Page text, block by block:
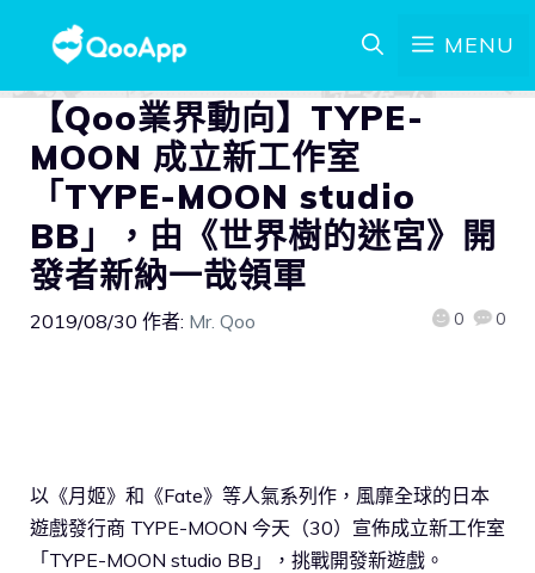
MENU
【Qoo業界動向】TYPE-
MOON 成立新工作室
「TYPE-MOON studio
BB」，由《世界樹的迷宮》開
發者新納一哉領軍
2019/08/30 作者: Mr. Qoo 0 0
以《月姬》和《Fate》等人氣系列作，風靡全球的日本
遊戲發行商 TYPE-MOON 今天（30）宣佈成立新工作室
「TYPE-MOON studio BB」，挑戰開發新遊戲。